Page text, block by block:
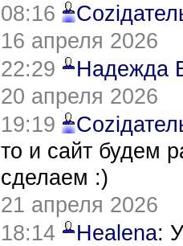
08:16
16 апреля 2026
22:29
Надежда
20 апреля 2026
19:19
то и сайт будем
сделаем :)
21 апреля 2026
18:14
Healena: